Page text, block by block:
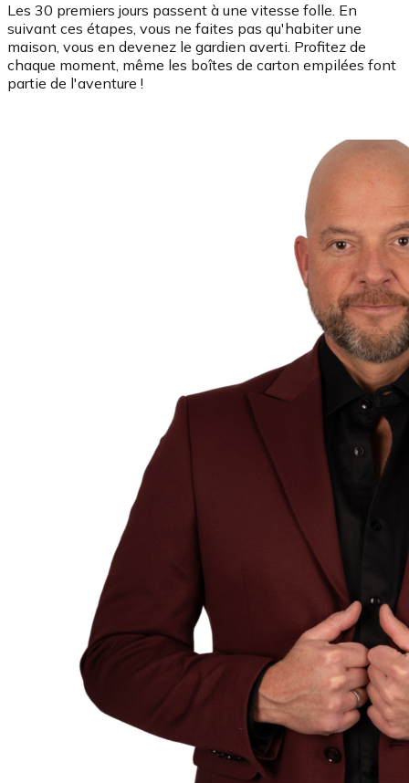
Les 30 premiers jours passent à une vitesse folle. En
suivant ces étapes, vous ne faites pas qu'habiter une
maison, vous en devenez le gardien averti. Profitez de
chaque moment, même les boîtes de carton empilées font
partie de l'aventure !